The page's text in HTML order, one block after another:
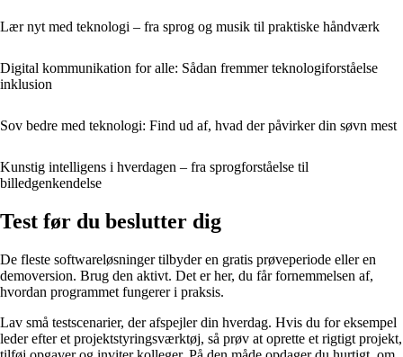
Lær nyt med teknologi – fra sprog og musik til praktiske håndværk
Digital kommunikation for alle: Sådan fremmer teknologiforståelse
inklusion
Sov bedre med teknologi: Find ud af, hvad der påvirker din søvn mest
Kunstig intelligens i hverdagen – fra sprogforståelse til
billedgenkendelse
Test før du beslutter dig
De fleste softwareløsninger tilbyder en gratis prøveperiode eller en
demoversion. Brug den aktivt. Det er her, du får fornemmelsen af,
hvordan programmet fungerer i praksis.
Lav små testscenarier, der afspejler din hverdag. Hvis du for eksempel
leder efter et projektstyringsværktøj, så prøv at oprette et rigtigt projekt,